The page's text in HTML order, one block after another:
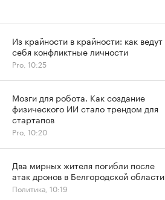
Из крайности в крайности: как ведут
себя конфликтные личности
Pro, 10:25
Мозги для робота. Как создание
физического ИИ стало трендом для
стартапов
Pro, 10:20
Два мирных жителя погибли после
атак дронов в Белгородской области
Политика, 10:19